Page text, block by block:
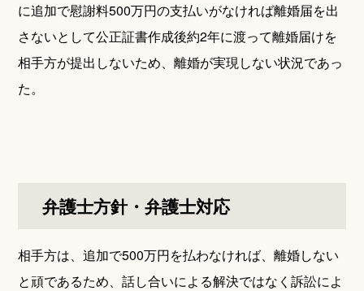
に追加で慰謝料500万円の支払いがなければ離婚届を出
さないとして公正証書作成後約2年に渡って離婚届けを
相手方が提出しないため、離婚が実現しない状況であっ
た。
弁護士方針・弁護士対応
相手方は、追加で500万円を払わなければ、離婚しない
と頑であるため、話し合いによる解決ではなく訴訟によ